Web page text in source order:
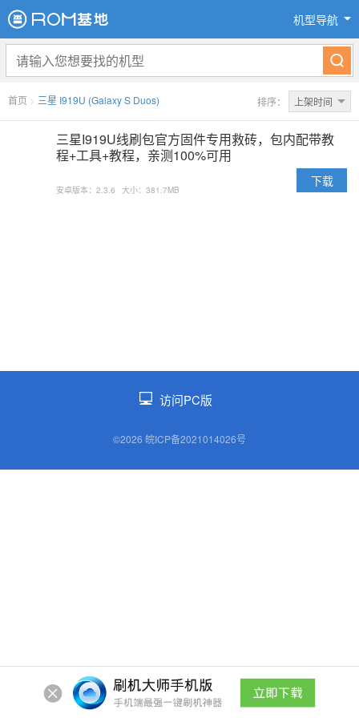
机型导航
首页 > 三星 I919U (Galaxy S Duos) 排序： 上架时间
三星I919U线刷包官方固件专用救砖，包内配带教
程+工具+教程，亲测100%可用
安卓版本：2.3.6 大小：381.7MB
下载
访问PC版
©2026 皖ICP备2021014026号